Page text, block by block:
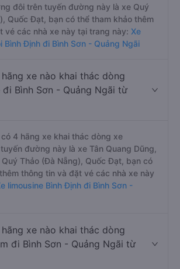
đôi trên tuyến đường này là xe Quý
Quốc Đạt, bạn có thể tham khảo thêm
vé các nhà xe này tại trang này: Xe
Bình Định đi Bình Sơn - Quảng Ngãi
xe nào khai thác dòng
đi Bình Sơn - Quảng Ngãi từ
4 hãng xe khai thác dòng xe
đường này là xe Tân Quang Dũng,
Thảo (Đà Nẵng), Quốc Đạt, bạn có
thông tin và đặt vé các nhà xe này
limousine Bình Định đi Bình Sơn -
xe nào khai thác dòng
đi Bình Sơn - Quảng Ngãi từ